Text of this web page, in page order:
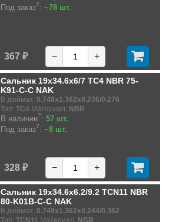
Под заказ?: ~78 шт.
367 ₽ − +
Сальник 19x34.6x6/7 TC4 NBR 75-
K91-C-C NAK
В дюймах: 0.748x1.362x0.236/0.276
Тип: TC4 Материал: NBR
В наличии?: 57 шт.
Под заказ?: ~8 шт.
328 ₽ − +
Сальник 19x34.6x6.2/9.2 TCN11 NBR
80-K01B-C-C NAK
В дюймах: 0.748x1.362x0.244/0.362